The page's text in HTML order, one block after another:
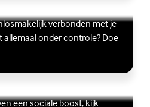
verbonden met je
allemaal onder controle? Doe
in balans?
een sociale boost, kijk